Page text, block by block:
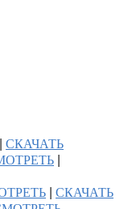
| СКАЧАТЬ
|
| СКАЧАТЬ